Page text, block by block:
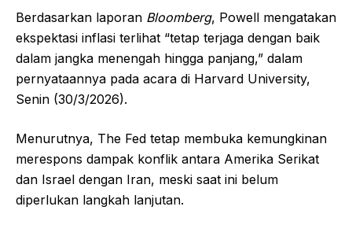
Berdasarkan laporan Bloomberg, Powell mengatakan
ekspektasi inflasi terlihat “tetap terjaga dengan baik
dalam jangka menengah hingga panjang,” dalam
pernyataannya pada acara di Harvard University,
Senin (30/3/2026).
Menurutnya, The Fed tetap membuka kemungkinan
merespons dampak konflik antara Amerika Serikat
dan Israel dengan Iran, meski saat ini belum
diperlukan langkah lanjutan.